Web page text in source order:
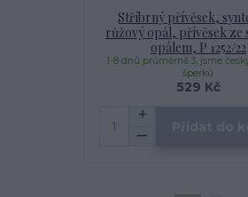
Stříbrný přívěsek,
růžový opál, přívěsek ze
opálem, P 1252/22
529 Kč
1-8 dnů průměrně 3, jsme
šperků